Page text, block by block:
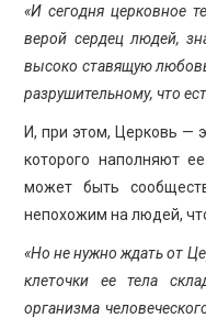
«И сегодня церковное
верой сердец людей,
высоко ставящую
разрушительному, что
И, при этом, Церковь —
которого наполняют
может быть
непохожим на людей,
«Но не нужно ждать от
клеточки ее тела
организма